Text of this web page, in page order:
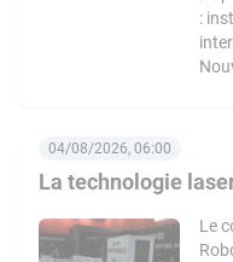
:
La technologie
04/08/2026, 06:00
Le